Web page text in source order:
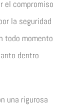
el compromiso
la seguridad
todo momento
dentro
una rigurosa